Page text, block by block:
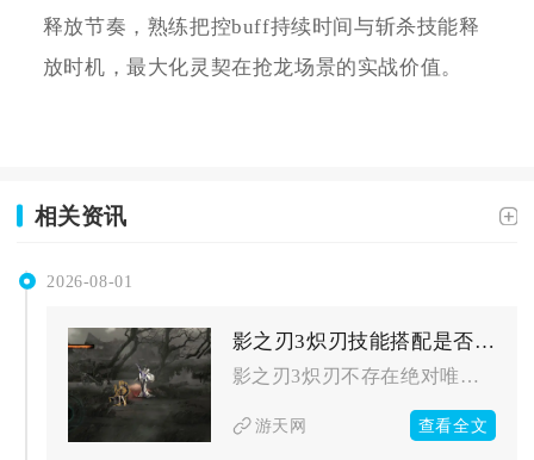
释放节奏，熟练把控buff持续时间与斩杀技能释
放时机，最大化灵契在抢龙场景的实战价值。
相关资讯
2026-08-01
影之刃3炽刃技能搭配是否有最佳组合
影之刃3炽刃不存在绝对唯一的最佳技能组合，但围绕杀意循环、破...
游天网 查看全文